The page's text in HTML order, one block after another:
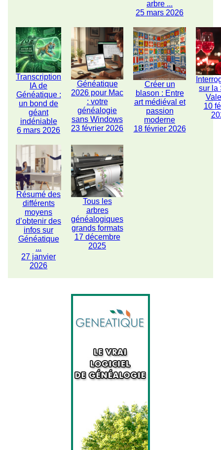
arbre ...
25 mars 2026
Transcription
IA de
Généatique :
un bond de
géant
indéniable
6 mars 2026
Généatique
2026 pour Mac
: votre
généalogie
sans Windows
23 février 2026
Créer un
blason : Entre
art médiéval et
passion
moderne
18 février 2026
sur la
10
Résumé des
différents
moyens
d’obtenir des
infos sur
Généatique
...
27 janvier
2026
Tous les
arbres
généalogiques
grands formats
17 décembre
2025